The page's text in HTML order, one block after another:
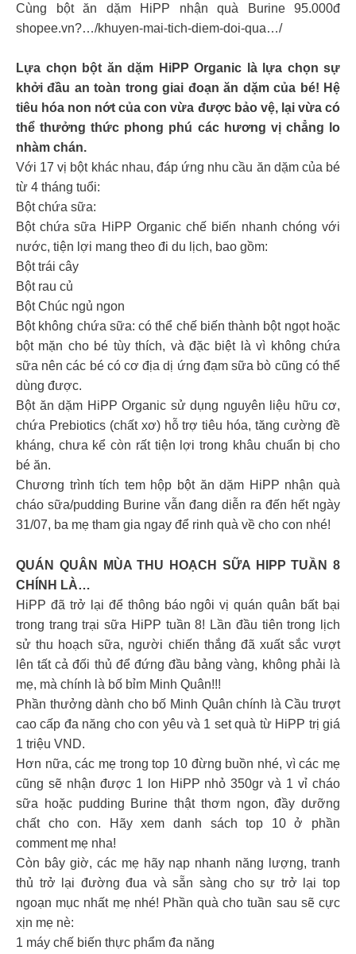
Cùng bột ăn dặm HiPP nhận quà Burine 95.000đ
shopee.vn?…/khuyen-mai-tich-diem-doi-qua…/
Lựa chọn bột ăn dặm HiPP Organic là lựa chọn sự
khởi đầu an toàn trong giai đoạn ăn dặm của bé! Hệ
tiêu hóa non nớt của con vừa được bảo vệ, lại vừa có
thể thưởng thức phong phú các hương vị chẳng lo
nhàm chán.
Với 17 vị bột khác nhau, đáp ứng nhu cầu ăn dặm của bé
từ 4 tháng tuổi:
Bột chứa sữa:
Bột chứa sữa HiPP Organic chế biến nhanh chóng với
nước, tiện lợi mang theo đi du lịch, bao gồm:
Bột trái cây
Bột rau củ
Bột Chúc ngủ ngon
Bột không chứa sữa: có thể chế biến thành bột ngọt hoặc
bột mặn cho bé tùy thích, và đặc biệt là vì không chứa
sữa nên các bé có cơ địa dị ứng đạm sữa bò cũng có thể
dùng được.
Bột ăn dặm HiPP Organic sử dụng nguyên liệu hữu cơ,
chứa Prebiotics (chất xơ) hỗ trợ tiêu hóa, tăng cường đề
kháng, chưa kể còn rất tiện lợi trong khâu chuẩn bị cho
bé ăn.
Chương trình tích tem hộp bột ăn dặm HiPP nhận quà
cháo sữa/pudding Burine vẫn đang diễn ra đến hết ngày
31/07, ba mẹ tham gia ngay để rinh quà về cho con nhé!
QUÁN QUÂN MÙA THU HOẠCH SỮA HIPP TUẦN 8
CHÍNH LÀ…
HiPP đã trở lại để thông báo ngôi vị quán quân bất bại
trong trang trại sữa HiPP tuần 8! Lần đầu tiên trong lịch
sử thu hoạch sữa, người chiến thắng đã xuất sắc vượt
lên tất cả đối thủ để đứng đầu bảng vàng, không phải là
mẹ, mà chính là bố bỉm Minh Quân!!!
Phần thưởng dành cho bố Minh Quân chính là Cầu trượt
cao cấp đa năng cho con yêu và 1 set quà từ HiPP trị giá
1 triệu VND.
Hơn nữa, các mẹ trong top 10 đừng buồn nhé, vì các mẹ
cũng sẽ nhận được 1 lon HiPP nhỏ 350gr và 1 vỉ cháo
sữa hoặc pudding Burine thật thơm ngon, đầy dưỡng
chất cho con. Hãy xem danh sách top 10 ở phần
comment mẹ nha!
Còn bây giờ, các mẹ hãy nạp nhanh năng lượng, tranh
thủ trở lại đường đua và sẵn sàng cho sự trở lại top
ngoạn mục nhất mẹ nhé! Phần quà cho tuần sau sẽ cực
xịn mẹ nè:
1 máy chế biến thực phẩm đa năng